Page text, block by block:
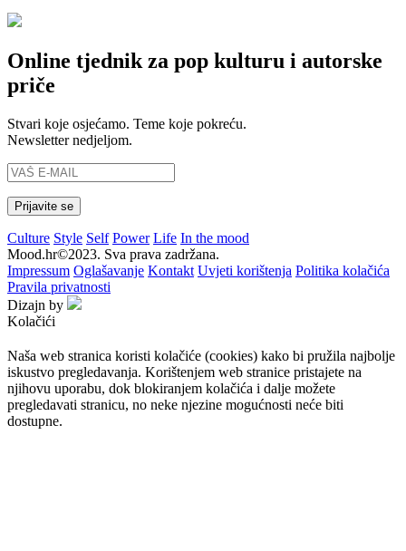
Online tjednik za pop kulturu i autorske
priče
Stvari koje osjećamo. Teme koje pokreću.
Newsletter nedjeljom.
Culture Style Self Power Life In the mood
Mood.hr©2023. Sva prava zadržana.
Impressum Oglašavanje Kontakt Uvjeti korištenja Politika kolačića
Pravila privatnosti
Dizajn by
Kolačići
Naša web stranica koristi kolačiće (cookies) kako bi pružila najbolje
iskustvo pregledavanja. Korištenjem web stranice pristajete na
njihovu uporabu, dok blokiranjem kolačića i dalje možete
pregledavati stranicu, no neke njezine mogućnosti neće biti
dostupne.